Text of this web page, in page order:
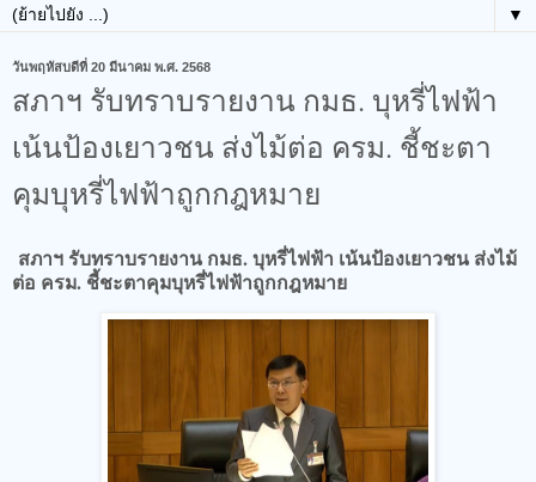
▼
วันพฤหัสบดีที่ 20 มีนาคม พ.ศ. 2568
สภาฯ รับทราบรายงาน กมธ. บุหรี่ไฟฟ้า
เน้นป้องเยาวชน​ ส่งไม้ต่อ ครม. ชี้ชะตา
คุมบุหรี่ไฟฟ้าถูกกฎหมาย
สภาฯ รับทราบรายงาน กมธ. บุหรี่ไฟฟ้า เน้นป้องเยาวชน​ ส่งไม้
ต่อ ครม. ชี้ชะตาคุมบุหรี่ไฟฟ้าถูกกฎหมาย